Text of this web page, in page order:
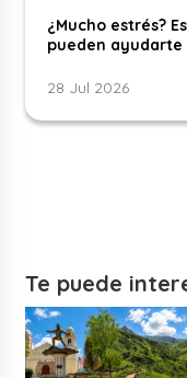
¿Mucho estrés?
pueden
28 Jul 2026
Te puede